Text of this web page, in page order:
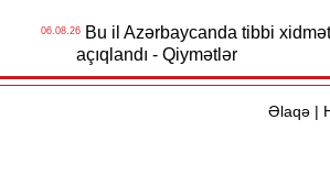
06.08.26Bu il Azərbaycanda tibbi
açıqlandı - Qiymətlər
Əlaqə|